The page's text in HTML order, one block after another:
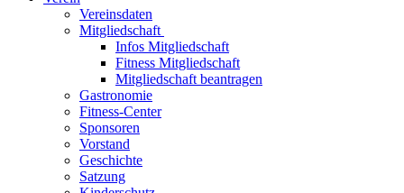
Vereinsdaten
Mitgliedschaft
Infos Mitgliedschaft
Fitness Mitgliedschaft
Mitgliedschaft beantragen
Gastronomie
Fitness-Center
Sponsoren
Vorstand
Geschichte
Satzung